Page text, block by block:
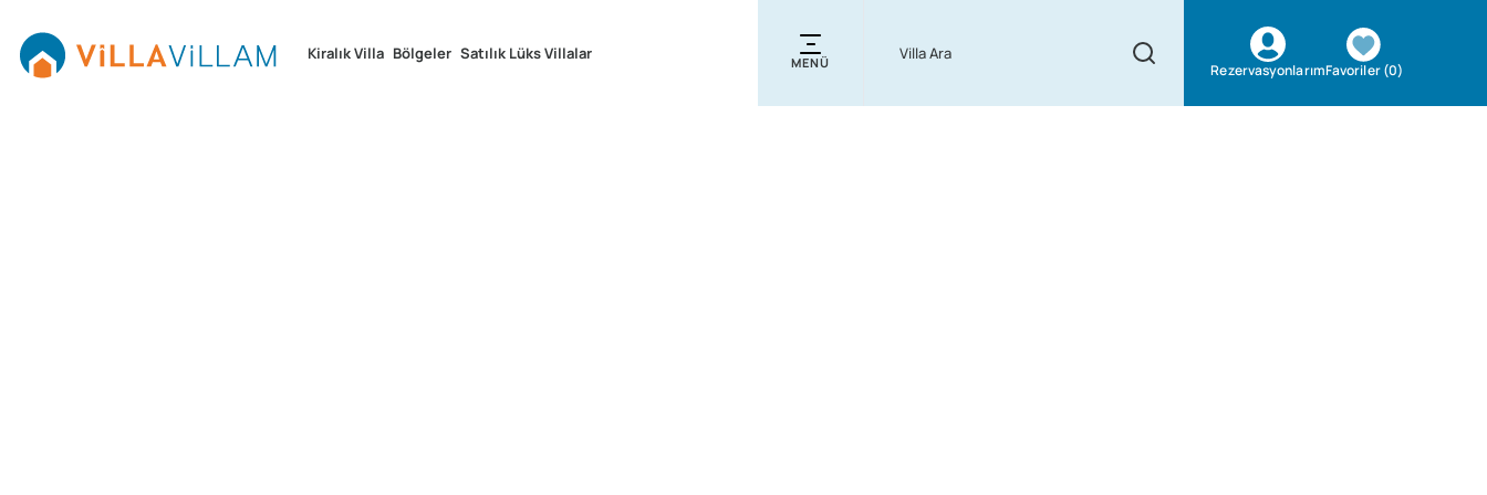
Kiralık Villa Bölgeler Satılık Lüks Villalar MENÜ RezervasyonlarımFavoriler(0)